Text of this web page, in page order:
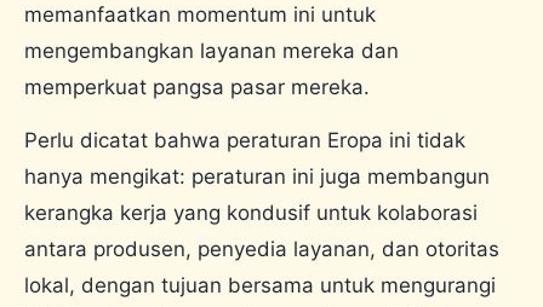
memanfaatkan momentum ini untuk
mengembangkan layanan mereka dan
memperkuat pangsa pasar mereka.
Perlu dicatat bahwa peraturan Eropa ini tidak
hanya mengikat: peraturan ini juga membangun
kerangka kerja yang kondusif untuk kolaborasi
antara produsen, penyedia layanan, dan otoritas
lokal, dengan tujuan bersama untuk mengurangi